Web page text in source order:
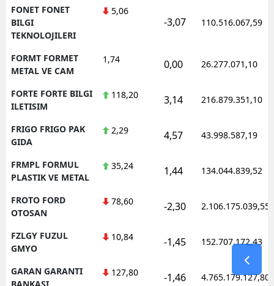
FONET FONET
BILGI
TEKNOLOJILERI
5,06
-3,07 110.516.067,59
FORMT FORMET
METAL VE CAM
1,74 0,00 26.277.071,10
FORTE FORTE BILGI
ILETISIM
118,20 3,14 216.879.351,10
FRIGO FRIGO PAK
GIDA
2,29 4,57 43.998.587,19
FRMPL FORMUL
PLASTIK VE METAL
35,24 1,44 134.044.839,52
FROTO FORD
OTOSAN
78,60 -2,30 2.106.175.039,55
FZLGY FUZUL
GMYO
10,84 -1,45 152.707.172,43
GARAN GARANTI
BANKASI
127,80 -1,46 4.765.179.127,80